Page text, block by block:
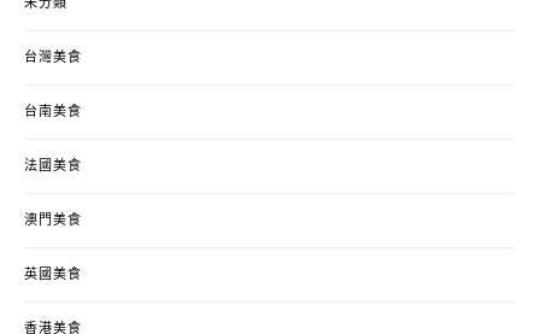
台灣美食
台南美食
法國美食
澳門美食
英國美食
香港美食